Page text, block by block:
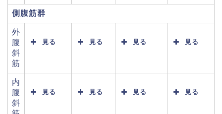
側腹筋群
外
腹
斜
筋
見る 見る 見る 見る
内
腹
斜
見る 見る 見る 見る